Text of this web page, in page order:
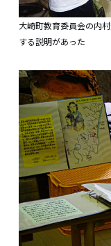
大崎町教育委員会の内
する説明があった